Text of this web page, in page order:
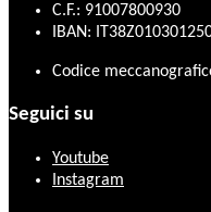
C.F.: 91007800930
IBAN:
Codice
Seguici su
Youtube
Instagram